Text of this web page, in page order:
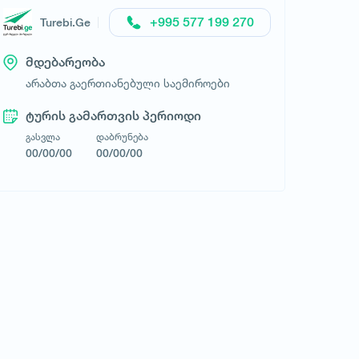
ტურისტული კომპანია ლუნა
ტური
Turebi.Ge +995 577 199 270
მდებარეობა
არაბთა გაერთიანებული საემიროები
ტურის გამართვის პერიოდი
გასვლა
00/00/00
დაბრუნება
00/00/00